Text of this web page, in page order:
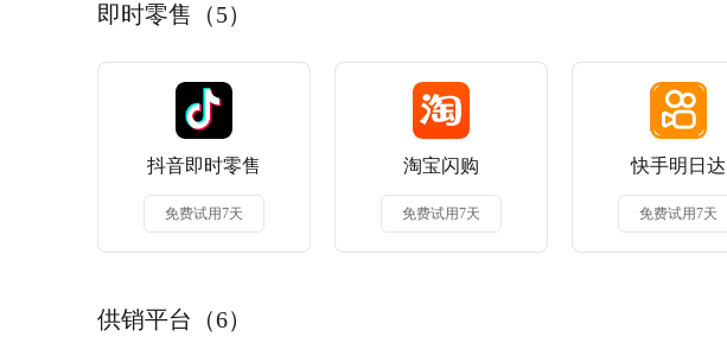
即时零售（5）
抖音即时零售
免费试用7天
淘宝闪购
免费试用7天
快手明日达
免费试用7天
供销平台（6）